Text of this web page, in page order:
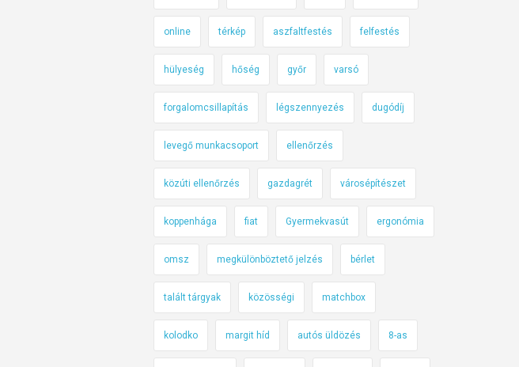
online térkép aszfaltfestés felfestés
hülyeség hőség győr varsó
forgalomcsillapítás légszennyezés dugódíj
levegő munkacsoport ellenőrzés
közúti ellenőrzés gazdagrét városépítészet
koppenhága fiat Gyermekvasút ergonómia
omsz megkülönböztető jelzés bérlet
talált tárgyak közösségi matchbox
kolodko margit híd autós üldözés 8-as